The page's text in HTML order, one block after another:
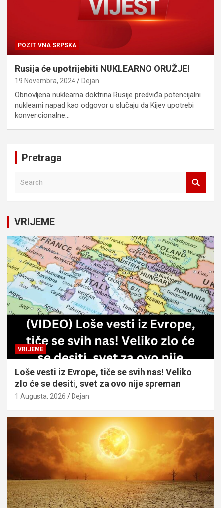
POZITIVNA SRPSKA
Rusija će upotrijebiti NUKLEARNO ORUŽJE!
19 Novembra, 2024 Dejan
Obnovljena nuklearna doktrina Rusije predviđa potencijalni
nuklearni napad kao odgovor u slučaju da Kijev upotrebi
konvencionalne…
Pretraga
c
h
VRIJEME
VRIJEME
Loše vesti iz Evrope, tiče se svih nas! Veliko
zlo će se desiti, svet za ovo nije spreman
1 Augusta, 2026 Dejan